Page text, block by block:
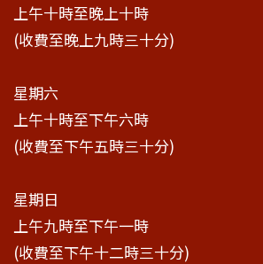
上午十時至晚上十時
(收費至晚上九時三十分)
星期六
上午十時至下午六時
(收費至下午五時三十分)
星期日
上午九時至下午一時
(收費至下午十二時三十分)